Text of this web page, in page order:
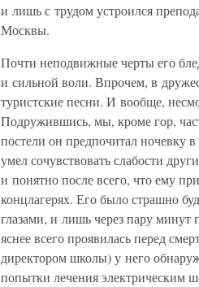
и лишь с трудом устроился
Москвы.
Почти неподвижные черты его
и сильной воли. Впрочем, в
туристские песни. И вообще,
Подружившись, мы, кроме гор,
постели он предпочитал ночевку
умел сочувствовать слабости
и понятно после всего, что ему
концлагерях. Его было страшно
глазами, и лишь через пару
яснее всего проявилась перед
директором школы) у него
попытки лечения электрическим